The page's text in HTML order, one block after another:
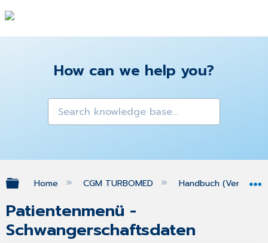
How can we help you?
Expand/collapse global hierarchy
Home CGM TURBOMED Handbuch (Version
Patientenmenü -
Schwangerschaftsdaten